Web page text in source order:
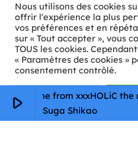
play_arrow
from xxxHOLiC the
Suga Shikao
ℹ️ INFOS PRATIQUES
✉️Contact
🦊Qui sommes-nous ?
📄
Mentions légales
Nous utilisons des cookies
offrir l'expérience la plus
vos préférences et en
sur « Tout accepter », vous
TOUS les cookies.
« Paramètres des cookies »
consentement contrôlé.
Paramètres Cookie Tout